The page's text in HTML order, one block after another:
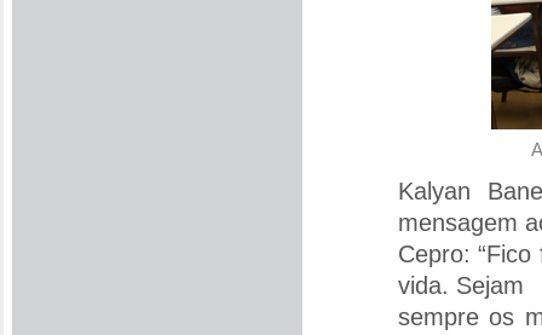
Kalyan
mensagem
Cepro:
vida. Sejam
sempre os